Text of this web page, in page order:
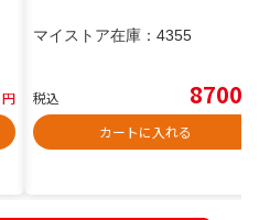
円
マイストア在庫： 4355
税込 8700
カートに入れる